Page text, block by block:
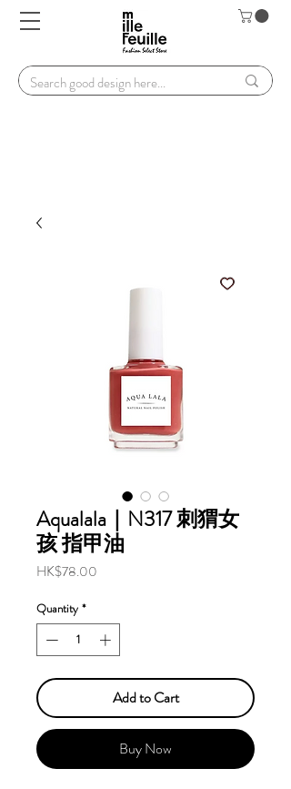
Aqualala｜N317 刺猬女
孩 指甲油
HK$78.00
Quantity *
Add to Cart
Buy Now